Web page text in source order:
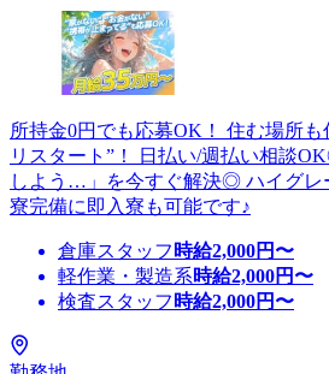
所持金0円でも応募OK！ 住む場所
リスタート”！ 日払い/週払い相談
しよう…」を今すぐ解決◎ ハイグレ
寮完備に即入寮も可能です♪
倉庫スタッフ 時給2,000円〜
軽作業・製造系時給2,000円〜
検査スタッフ 時給2,000円〜